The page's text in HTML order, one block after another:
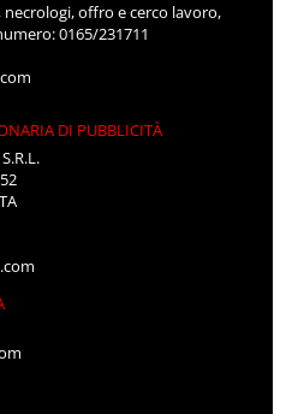
offro e cerco lavoro,
0165/231711
DI PUBBLICITÀ